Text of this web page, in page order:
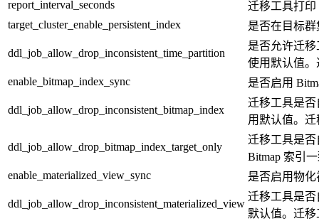
report_interval_seconds
迁移工具打印
target_cluster_enable_persistent_index
是否在目标
ddl_job_allow_drop_inconsistent_time_partition
是否允许迁
使用默认值
enable_bitmap_index_sync
是否启用
ddl_job_allow_drop_inconsistent_bitmap_index
迁移工具是
用默认值。
ddl_job_allow_drop_bitmap_index_target_only
迁移工具是
Bitmap 索引
enable_materialized_view_sync
是否启用物
ddl_job_allow_drop_inconsistent_materialized_view
迁移工具是
默认值。迁